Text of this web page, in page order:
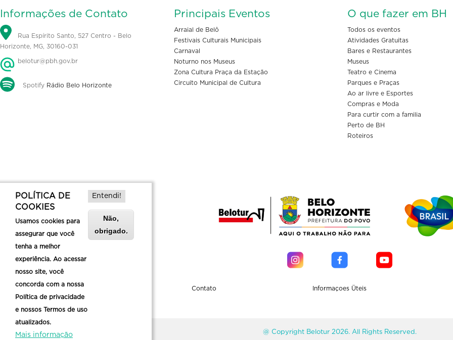
Informações de Contato
Rua Espírito Santo, 527 Centro - Belo
Horizonte, MG, 30160-031
belotur@pbh.gov.br
Spotify Rádio Belo Horizonte
Principais Eventos
Arraial de Belô
Festivais Culturais Municipais
Carnaval
Noturno nos Museus
Zona Cultura Praça da Estação
Circuito Municipal de Cultura
O que fazer em BH
Todos os eventos
Atividades Gratuitas
Bares e Restaurantes
Museus
Teatro e Cinema
Parques e Praças
Ao ar livre e Esportes
Compras e Moda
Para curtir com a familia
Perto de BH
Roteiros
Sobre a Belotur Contato Informaçoes Üteis
@ Copyright Belotur 2026. All Rights Reserved.
POLÍTICA DE
COOKIES
Usamos cookies para
assegurar que você
tenha a melhor
experiência. Ao acessar
nosso site, você
concorda com a nossa
Política de privacidade
e nossos Termos de uso
atualizados.
Mais informação
Entendi!
Não,
obrigado.